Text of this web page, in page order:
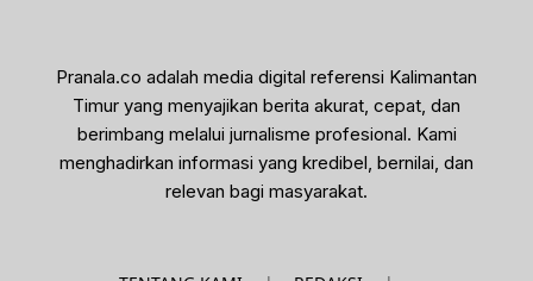
Pranala.co adalah media digital referensi Kalimantan
Timur yang menyajikan berita akurat, cepat, dan
berimbang melalui jurnalisme profesional. Kami
menghadirkan informasi yang kredibel, bernilai, dan
relevan bagi masyarakat.